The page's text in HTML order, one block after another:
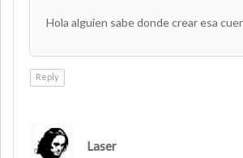
Hola alguien sabe donde crear esa
Reply
Laser